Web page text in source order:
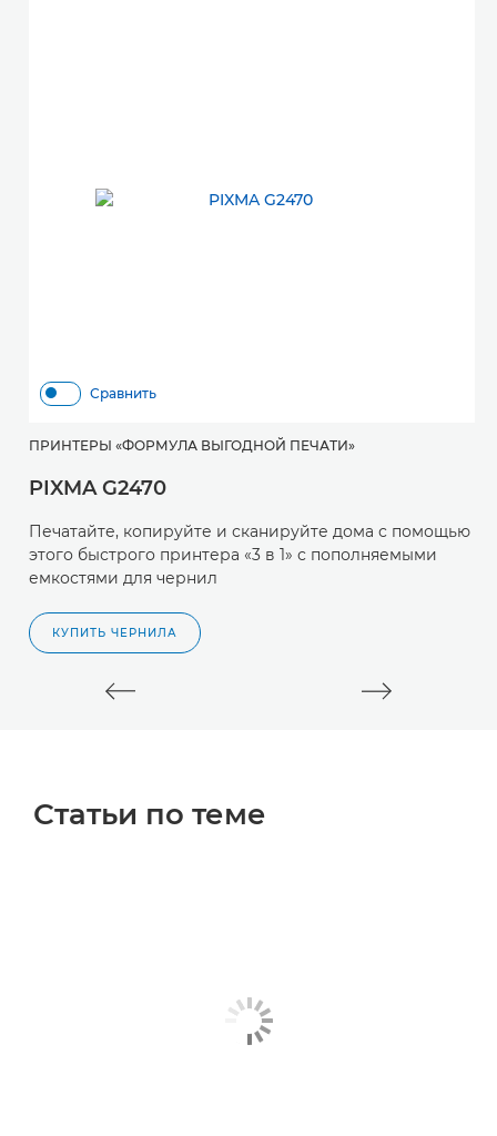
Сравнить
ПРИНТЕРЫ «ФОРМУЛА ВЫГОДНОЙ ПЕЧАТИ»
PIXMA G2470
Печатайте, копируйте и сканируйте дома с помощью
этого быстрого принтера «3 в 1» с пополняемыми
емкостями для чернил
КУПИТЬ ЧЕРНИЛА
Статьи по теме